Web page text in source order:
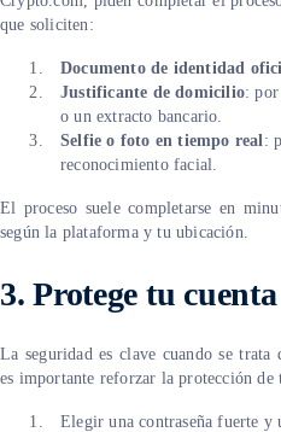
que soliciten:
Documento de identidad
Justificante de domicilio:
o un extracto bancario.
Selfie o foto en tiempo real:
reconocimiento facial.
El proceso suele completarse en
según la plataforma y tu ubicación.
3.Protege tu cuenta
La seguridad es clave cuando se
es importante reforzar la protección de
Elegir una contraseña fuerte y